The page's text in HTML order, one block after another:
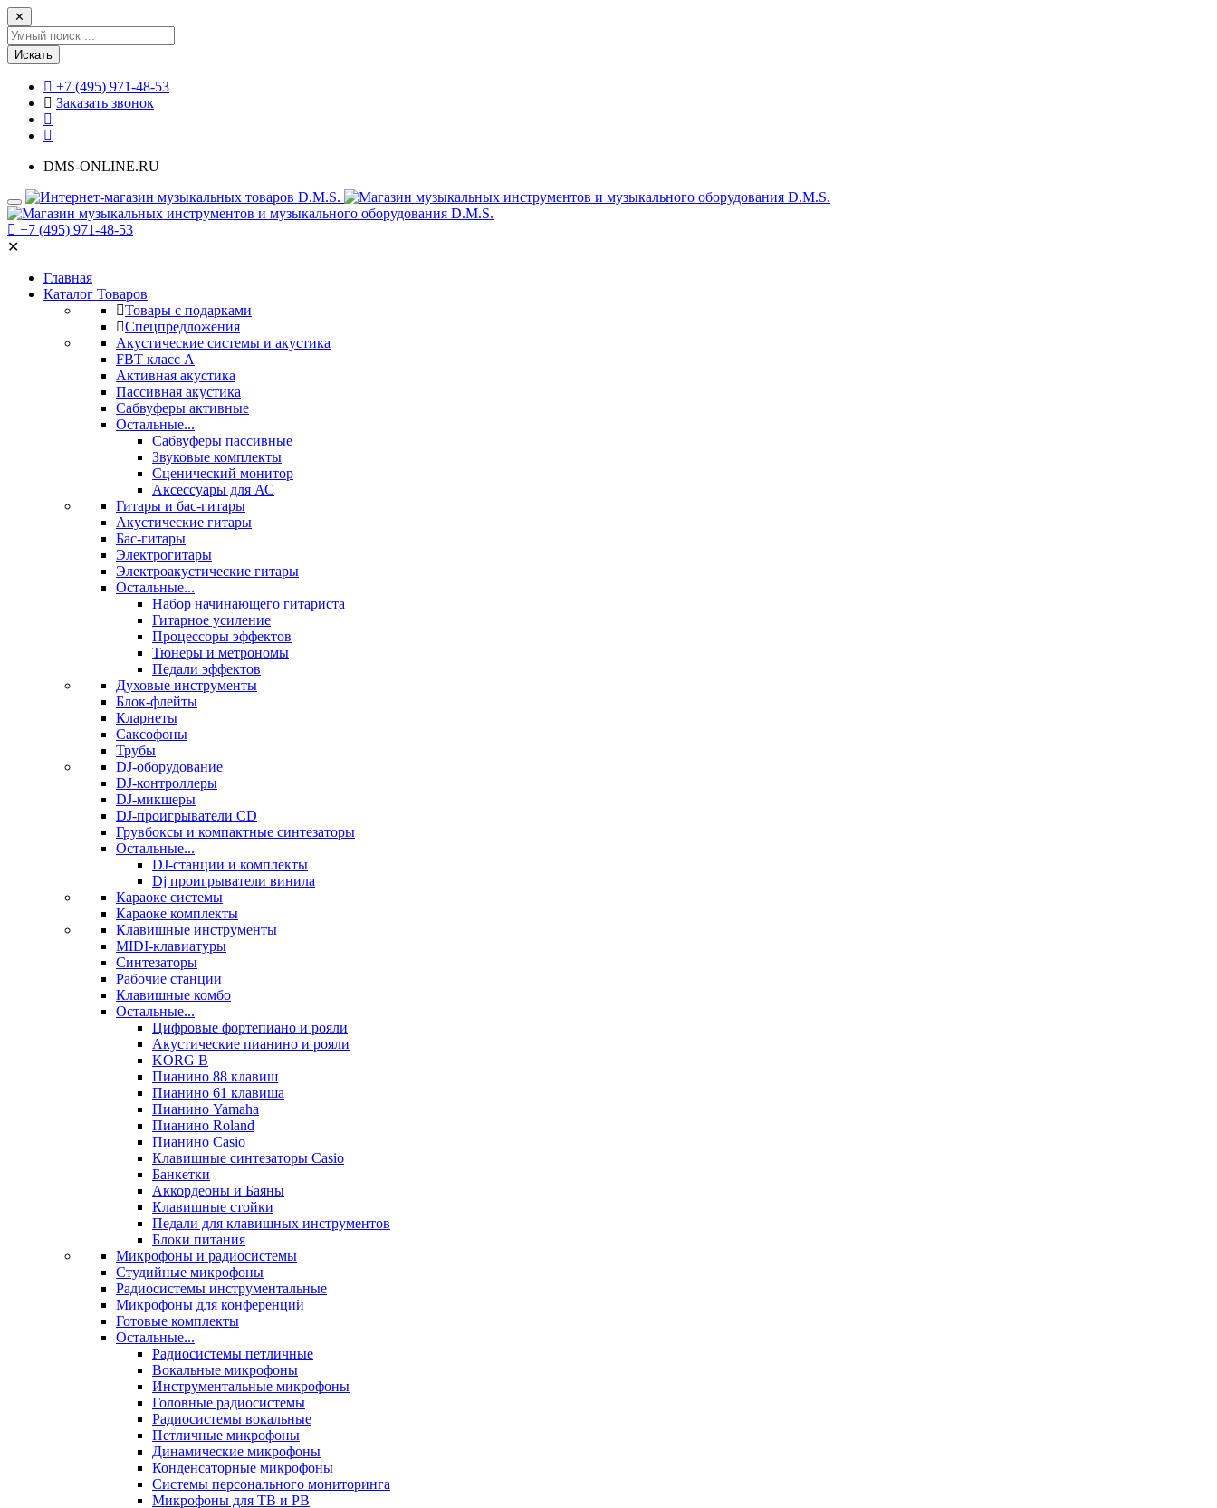
✕
Искать
+7 (495) 971-48-53
Заказать звонок
DMS-ONLINE.RU
+7 (495) 971-48-53
✕
Главная
Каталог Товаров
Товары с подарками
Спецпредложения
Акустические системы и акустика
FBT класс А
Активная акустика
Пассивная акустика
Сабвуферы активные
Остальные...
Сабвуферы пассивные
Звуковые комплекты
Сценический монитор
Аксессуары для АС
Гитары и бас-гитары
Акустические гитары
Бас-гитары
Электрогитары
Электроакустические гитары
Остальные...
Набор начинающего гитариста
Гитарное усиление
Процессоры эффектов
Тюнеры и метрономы
Педали эффектов
Духовые инструменты
Блок-флейты
Кларнеты
Саксофоны
Трубы
DJ-оборудование
DJ-контроллеры
DJ-микшеры
DJ-проигрыватели CD
Грувбоксы и компактные синтезаторы
Остальные...
DJ-станции и комплекты
Dj проигрыватели винила
Караоке системы
Караоке комплекты
Клавишные инструменты
MIDI-клавиатуры
Синтезаторы
Рабочие станции
Клавишные комбо
Остальные...
Цифровые фортепиано и рояли
Акустические пианино и рояли
KORG B
Пианино 88 клавиш
Пианино 61 клавиша
Пианино Yamaha
Пианино Roland
Пианино Casio
Клавишные синтезаторы Casio
Банкетки
Аккордеоны и Баяны
Клавишные стойки
Педали для клавишных инструментов
Блоки питания
Микрофоны и радиосистемы
Студийные микрофоны
Радиосистемы инструментальные
Микрофоны для конференций
Готовые комплекты
Остальные...
Радиосистемы петличные
Вокальные микрофоны
Инструментальные микрофоны
Головные радиосистемы
Радиосистемы вокальные
Петличные микрофоны
Динамические микрофоны
Конденсаторные микрофоны
Системы персонального мониторинга
Микрофоны для ТВ и РВ